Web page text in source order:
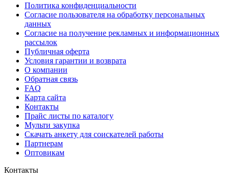
Политика конфиденциальности
Согласие пользователя на обработку персональных
данных
Согласие на получение рекламных и информационных
рассылок
Публичная оферта
Условия гарантии и возврата
О компании
Обратная связь
FAQ
Карта сайта
Контакты
Прайс листы по каталогу
Мульти закупка
Скачать анкету для соискателей работы
Партнерам
Оптовикам
Контакты